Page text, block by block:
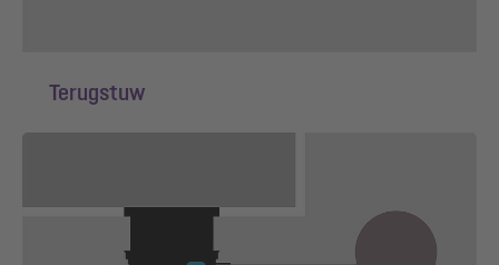
Terugstuw